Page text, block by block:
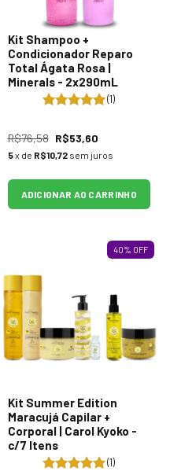
Kit Shampoo +
Condicionador Reparo
Total Ágata Rosa |
Minerals - 2x290mL
(1)
R$76,58 R$53,60
5x de R$10,72 sem juros
ADICIONAR AO CARRINHO
40% OFF
Kit Summer Edition
Maracujá Capilar +
Corporal | Carol Kyoko -
c/7 Itens
(1)